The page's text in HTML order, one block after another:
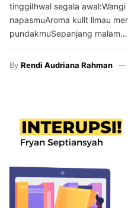
tinggiIhwal segala
napasmuAroma kulit limau
pundakmuSepanjang malam…
By Rendi Audriana Rahman